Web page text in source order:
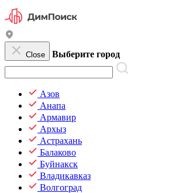
Close Выберите город
Азов
Анапа
Армавир
Архыз
Астрахань
Балаково
Буйнакск
Владикавказ
Волгоград